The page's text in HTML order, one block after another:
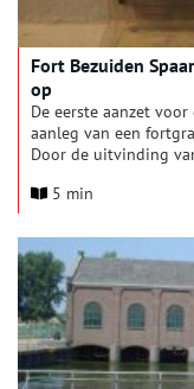
Fort Bezuiden
op
De eerste aanzet
aanleg van een
Door de uitvinding
opgeschort.
5 min